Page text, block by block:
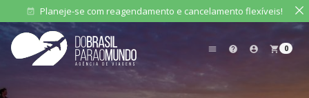
event_available Planeje-se com reagendamento e cancelamento flexíveis!
menu help account_circle shopping_cart 0